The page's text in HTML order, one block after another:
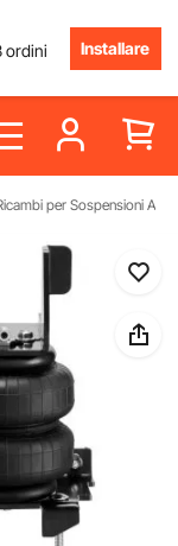
ordini
Installare
per Sospensioni Auto